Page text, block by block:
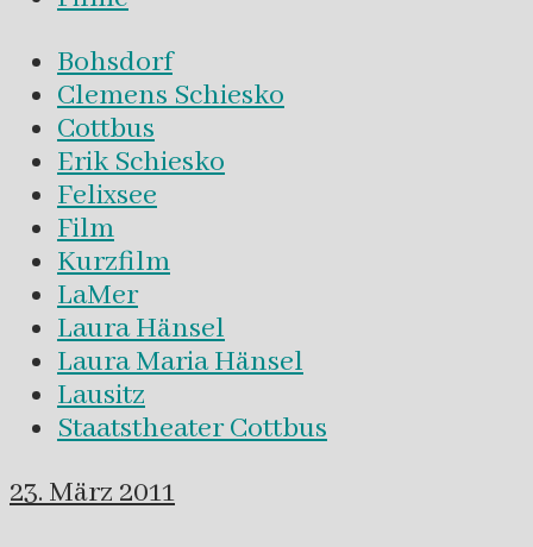
Bohsdorf
Clemens Schiesko
Cottbus
Erik Schiesko
Felixsee
Film
Kurzfilm
LaMer
Laura Hänsel
Laura Maria Hänsel
Lausitz
Staatstheater Cottbus
23. März 2011